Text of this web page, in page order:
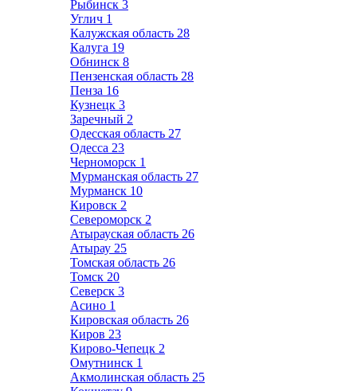
Рыбинск 3
Углич 1
Калужская область 28
Калуга 19
Обнинск 8
Пензенская область 28
Пенза 16
Кузнецк 3
Заречный 2
Одесская область 27
Одесса 23
Черноморск 1
Мурманская область 27
Мурманск 10
Кировск 2
Североморск 2
Атырауская область 26
Атырау 25
Томская область 26
Томск 20
Северск 3
Асино 1
Кировская область 26
Киров 23
Кирово-Чепецк 2
Омутнинск 1
Акмолинская область 25